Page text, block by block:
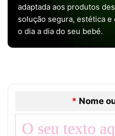
adaptada aos produtos
solução segura, estética
o dia a dia do seu bebé.
* Nome